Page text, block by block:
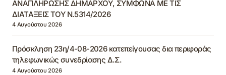
ΑΝΑΠΛΗΡΩΣΗΣ ΔΗΜΑΡΧΟΥ, ΣΥΜΦΩΝΑ ΜΕ ΤΙΣ
ΔΙΑΤΑΞΕΙΣ ΤΟΥ Ν.5314/2026
4 Αυγούστου 2026
Πρόσκληση 23η/4-08-2026 κατεπείγουσας δια περιφοράς
τηλεφωνικώς συνεδρίασης Δ.Σ.
4 Αυγούστου 2026